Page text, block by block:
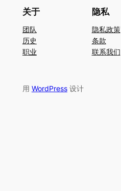
关于
团队
历史
职业
隐私
隐私政策
条款
联系我们
用 WordPress设计